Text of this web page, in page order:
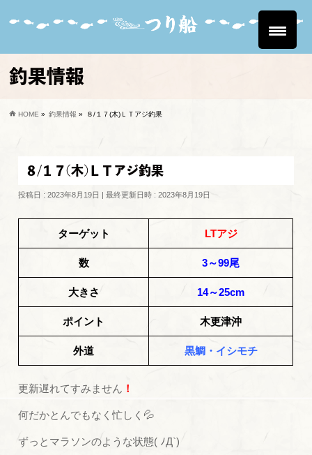
釣果情報
HOME » 釣果情報 » ８/１７(木)ＬＴアジ釣果
８/１７(木)ＬＴアジ釣果
投稿日 : 2023年8月19日 最終更新日時 : 2023年8月19日
ターゲット LTアジ
数 3～99尾
大きさ 14～25cm
ポイント 木更津沖
外道 黒鯛・イシモチ
更新遅れてすみません ！
何だかとんでもなく忙しく💦
ずっとマラソンのような状態( ﾉД`)